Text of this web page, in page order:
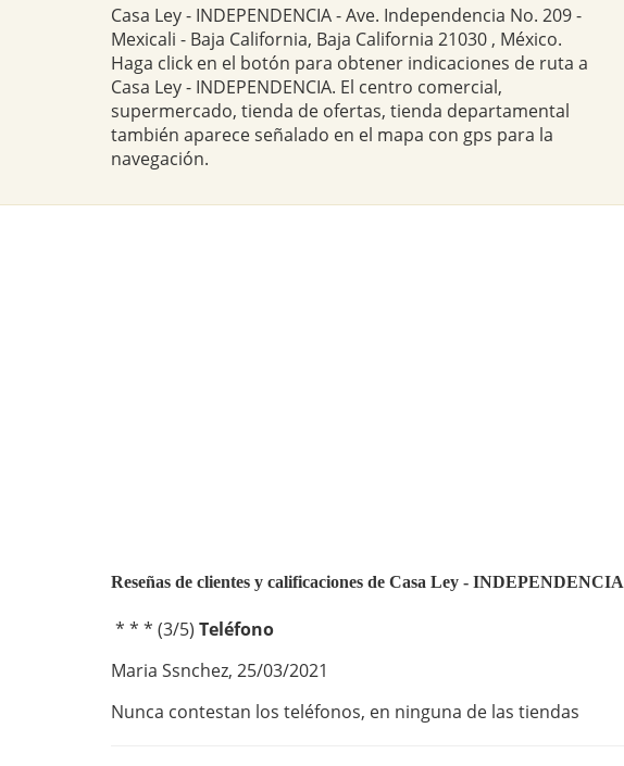
Casa Ley - INDEPENDENCIA - Ave. Independencia No. 209 -
Mexicali - Baja California, Baja California 21030 , México.
Haga click en el botón para obtener indicaciones de ruta a
Casa Ley - INDEPENDENCIA. El centro comercial,
supermercado, tienda de ofertas, tienda departamental
también aparece señalado en el mapa con gps para la
navegación.
Reseñas de clientes y calificaciones de Casa Ley - INDEPENDENCIA
* * * (3/5) Teléfono
Maria Ssnchez, 25/03/2021
Nunca contestan los teléfonos, en ninguna de las tiendas